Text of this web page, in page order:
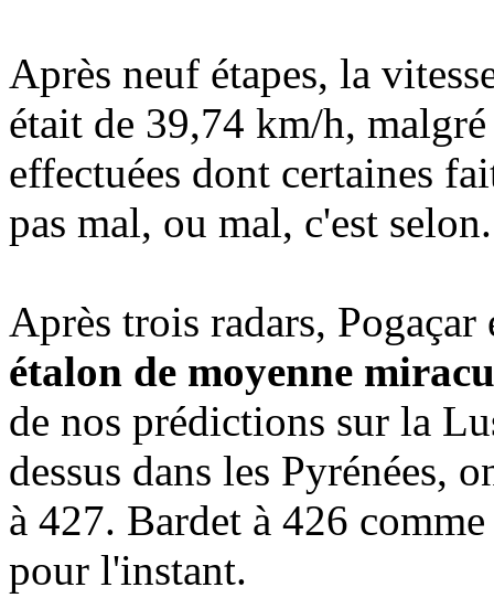
Après neuf étapes, la
était de 39,74 km/h,
effectuées dont certaines
pas mal, ou mal, c'est selon.
Après trois radars,
étalon de moyenne
de nos prédictions sur la
dessus dans les Pyrénées,
à 427. Bardet à 426
pour l'instant.